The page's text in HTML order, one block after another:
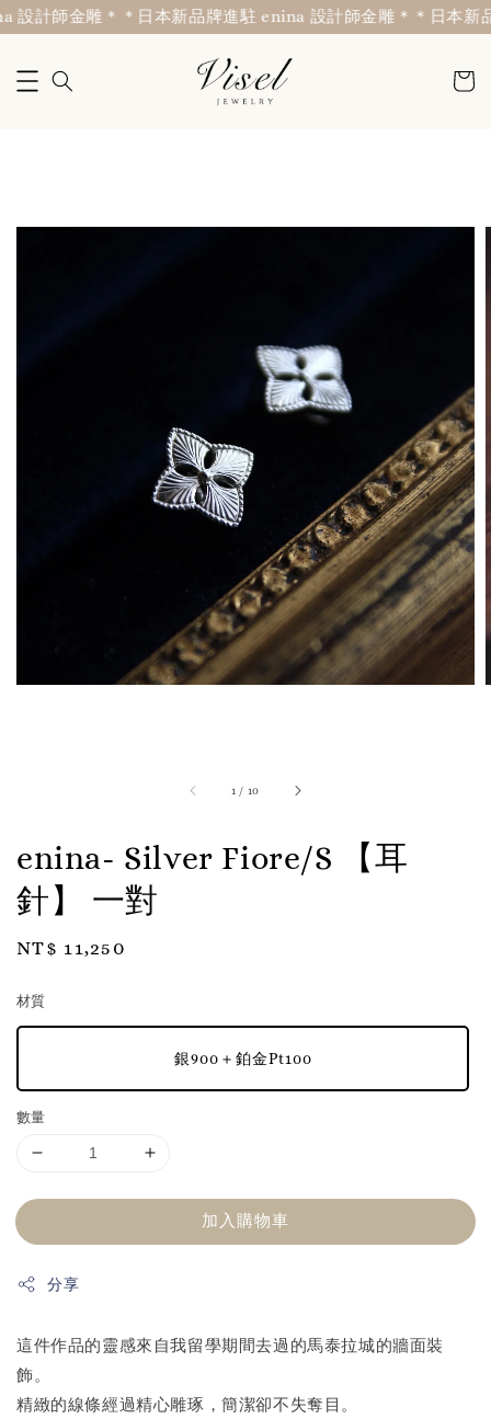
計師金雕＊＊日本新品牌進駐 enina 設計師金雕＊＊日本新品
1 / 10
enina- Silver Fiore/S 【耳
針】 一對
Regular
NT$ 11,250
材質
銀900＋鉑金Pt100
數量
加入購物車
分享
這件作品的靈感來自我留學期間去過的馬泰拉城的牆面裝
飾。
精緻的線條經過精心雕琢，簡潔卻不失奪目。